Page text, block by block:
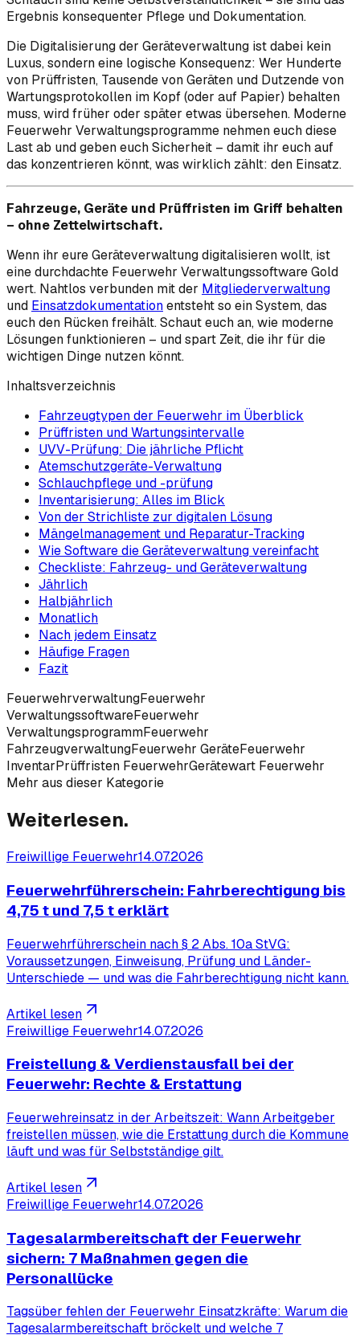
Ergebnis konsequenter Pflege und Dokumentation.
Die Digitalisierung der Geräteverwaltung ist dabei kein
Luxus, sondern eine logische Konsequenz: Wer Hunderte
von Prüffristen, Tausende von Geräten und Dutzende von
Wartungsprotokollen im Kopf (oder auf Papier) behalten
muss, wird früher oder später etwas übersehen. Moderne
Feuerwehr Verwaltungsprogramme nehmen euch diese
Last ab und geben euch Sicherheit – damit ihr euch auf
das konzentrieren könnt, was wirklich zählt: den Einsatz.
Fahrzeuge, Geräte und Prüffristen im Griff behalten
– ohne Zettelwirtschaft.
Wenn ihr eure Geräteverwaltung digitalisieren wollt, ist
eine durchdachte Feuerwehr Verwaltungssoftware Gold
wert. Nahtlos verbunden mit der Mitgliederverwaltung
und Einsatzdokumentationentsteht so ein System, das
euch den Rücken freihält. Schaut euch an, wie moderne
Lösungen funktionieren – und spart Zeit, die ihr für die
wichtigen Dinge nutzen könnt.
Inhaltsverzeichnis
Fahrzeugtypen der Feuerwehr im Überblick
Prüffristen und Wartungsintervalle
UVV-Prüfung: Die jährliche Pflicht
Atemschutzgeräte-Verwaltung
Schlauchpflege und -prüfung
Inventarisierung: Alles im Blick
Von der Strichliste zur digitalen Lösung
Mängelmanagement und Reparatur-Tracking
Wie Software die Geräteverwaltung vereinfacht
Checkliste: Fahrzeug- und Geräteverwaltung
Jährlich
Halbjährlich
Monatlich
Nach jedem Einsatz
Häufige Fragen
Fazit
FeuerwehrverwaltungFeuerwehr
VerwaltungssoftwareFeuerwehr
VerwaltungsprogrammFeuerwehr
FahrzeugverwaltungFeuerwehr GeräteFeuerwehr
InventarPrüffristen FeuerwehrGerätewart Feuerwehr
Mehr aus dieser Kategorie
Weiterlesen.
Freiwillige Feuerwehr14.07.2026
Feuerwehrführerschein: Fahrberechtigung bis
4,75 t und 7,5 t erklärt
Feuerwehrführerschein nach § 2 Abs. 10a StVG:
Voraussetzungen, Einweisung, Prüfung und Länder-
Unterschiede — und was die Fahrberechtigung nicht kann.
Artikel lesen
Freiwillige Feuerwehr14.07.2026
Freistellung & Verdienstausfall bei der
Feuerwehr: Rechte & Erstattung
Feuerwehreinsatz in der Arbeitszeit: Wann Arbeitgeber
freistellen müssen, wie die Erstattung durch die Kommune
läuft und was für Selbstständige gilt.
Artikel lesen
Freiwillige Feuerwehr14.07.2026
Tagesalarmbereitschaft der Feuerwehr
sichern: 7 Maßnahmen gegen die
Personallücke
Tagsüber fehlen der Feuerwehr Einsatzkräfte: Warum die
Tagesalarmbereitschaft bröckelt und welche 7